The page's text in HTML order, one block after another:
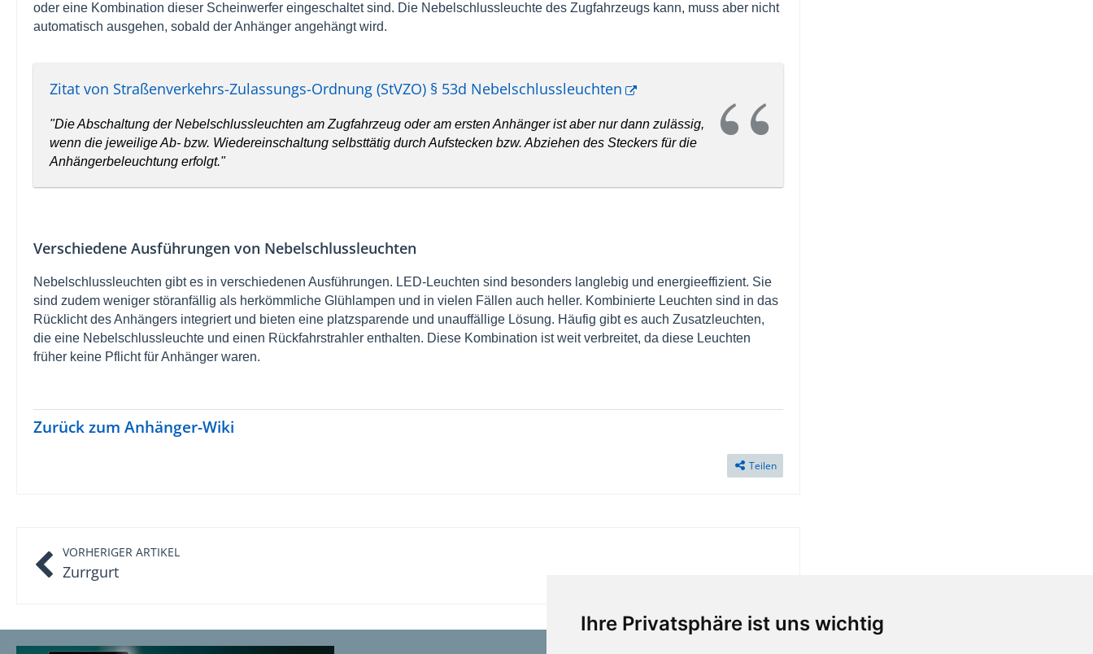
Ihre Privatsphäre ist uns wichtig
oder eine Kombination dieser Scheinwerfer eingeschaltet sind. Die Nebelschlussleuchte des Zugfahrzeugs kann, muss aber nicht
automatisch ausgehen, sobald der Anhänger angehängt wird.
Zitat von Straßenverkehrs-Zulassungs-Ordnung (StVZO) § 53d Nebelschlussleuchten
"Die Abschaltung der Nebelschlussleuchten am Zugfahrzeug oder am ersten Anhänger ist aber nur dann zulässig,
wenn die jeweilige Ab- bzw. Wiedereinschaltung selbsttätig durch Aufstecken bzw. Abziehen des Steckers für die
Anhängerbeleuchtung erfolgt."
Verschiedene Ausführungen von Nebelschlussleuchten
Nebelschlussleuchten gibt es in verschiedenen Ausführungen. LED-Leuchten sind besonders langlebig und energieeffizient. Sie
sind zudem weniger störanfällig als herkömmliche Glühlampen und in vielen Fällen auch heller. Kombinierte Leuchten sind in das
Rücklicht des Anhängers integriert und bieten eine platzsparende und unauffällige Lösung. Häufig gibt es auch Zusatzleuchten,
die eine Nebelschlussleuchte und einen Rückfahrstrahler enthalten. Diese Kombination ist weit verbreitet, da diese Leuchten
früher keine Pflicht für Anhänger waren.
Zurück zum Anhänger-Wiki
Teilen
VORHERIGER ARTIKEL
Zurrgurt